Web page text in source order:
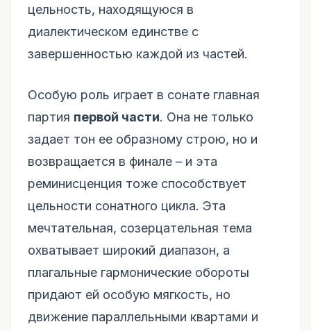
цельность, находящуюся в
диалектическом единстве с
завершенностью каждой из частей.
Особую роль играет в сонате главная
партия первой части. Она не только
задает тон ее образному строю, но и
возвращается в финале – и эта
реминисценция тоже способствует
цельности сонатного цикла. Эта
мечтательная, созерцательная тема
охватывает широкий диапазон, а
плагальные гармонические обороты
придают ей особую мягкость, но
движение параллельными квартами и